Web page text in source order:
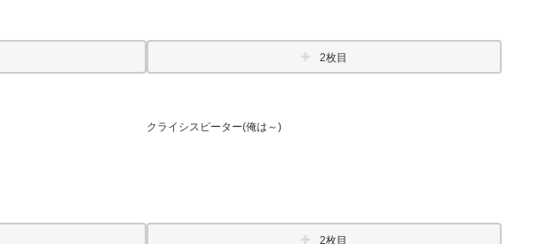
2枚目
クライシスピーター(俺は～)
2枚目